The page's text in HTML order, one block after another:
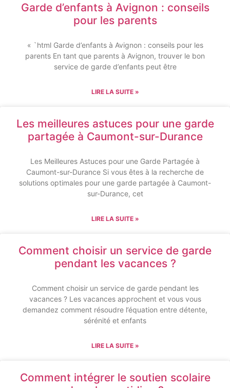
Garde d’enfants à Avignon : conseils
pour les parents
« `html Garde d’enfants à Avignon : conseils pour les
parents En tant que parents à Avignon, trouver le bon
service de garde d’enfants peut être
LIRE LA SUITE »
Les meilleures astuces pour une garde
partagée à Caumont-sur-Durance
Les Meilleures Astuces pour une Garde Partagée à
Caumont-sur-Durance Si vous êtes à la recherche de
solutions optimales pour une garde partagée à Caumont-
sur-Durance, cet
LIRE LA SUITE »
Comment choisir un service de garde
pendant les vacances ?
Comment choisir un service de garde pendant les
vacances ? Les vacances approchent et vous vous
demandez comment résoudre l’équation entre détente,
sérénité et enfants
LIRE LA SUITE »
Comment intégrer le soutien scolaire